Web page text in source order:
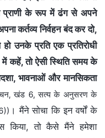
प्राणी के रूप में ढंग से अपने
कर्तव्य निर्वहन बंद कर दो,
हो उनके प्रति एक प्रतिरोधी
कहें, तो ऐसी स्थिति समय के
भावनाओं और मानसिकता
खंड 6, सत्य के अनुसरण के
। मैंने सोचा कि इन वर्षों के
किया, तो कैसे मैंने हमेशा